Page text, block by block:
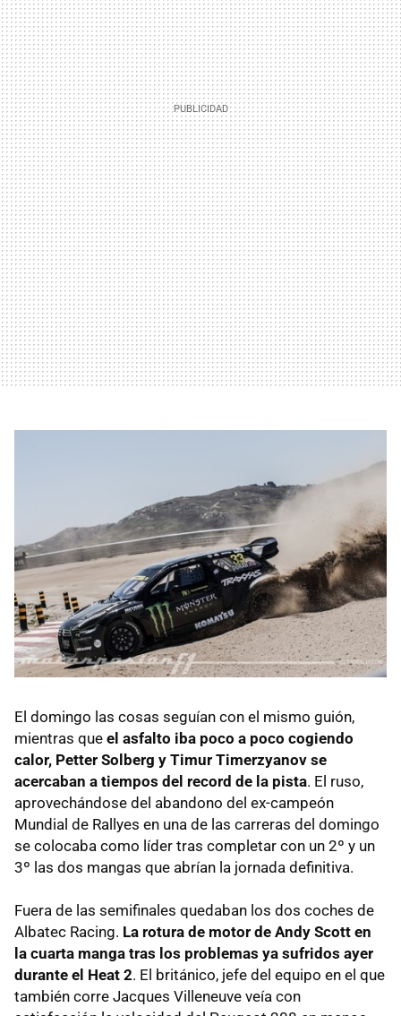
El domingo las cosas seguían con el mismo guión,
mientras que el asfalto iba poco a poco cogiendo
calor, Petter Solberg y Timur Timerzyanov se
acercaban a tiempos del record de la pista. El ruso,
aprovechándose del abandono del ex-campeón
Mundial de Rallyes en una de las carreras del domingo
se colocaba como líder tras completar con un 2º y un
3º las dos mangas que abrían la jornada definitiva.
Fuera de las semifinales quedaban los dos coches de
Albatec Racing. La rotura de motor de Andy Scott en
la cuarta manga tras los problemas ya sufridos ayer
durante el Heat 2. El británico, jefe del equipo en el que
también corre Jacques Villeneuve veía con